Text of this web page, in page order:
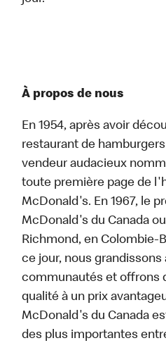
À propos de nous
En 1954, après avoir
restaurant de
vendeur audacieux
toute première page de
McDonald's. En 1967, le
McDonald's du Canada
Richmond, en Colombie-
ce jour, nous grandissons
communautés et offrons
qualité à un prix
McDonald's du Canada
des plus importantes